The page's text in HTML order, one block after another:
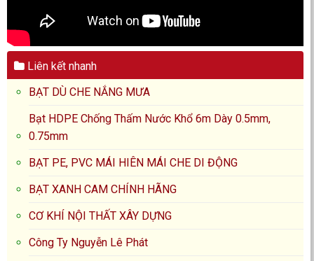
Liên kết nhanh
BẠT DÙ CHE NẮNG MƯA
Bạt HDPE Chống Thấm Nước Khổ 6m Dày 0.5mm,
0.75mm
BẠT PE, PVC MÁI HIÊN MÁI CHE DI ĐỘNG
BẠT XANH CAM CHÍNH HÃNG
CƠ KHÍ NỘI THẤT XÂY DỰNG
Công Ty Nguyễn Lê Phát